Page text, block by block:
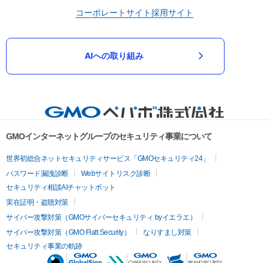
コーポレートサイト採用サイト
AIへの取り組み
GMOインターネットグループのセキュリティ事業について
世界初総合ネットセキュリティサービス「GMOセキュリティ24」
パスワード漏洩診断
Webサイトリスク診断
セキュリティ相談AIチャットボット
実在証明・盗聴対策
サイバー攻撃対策（GMOサイバーセキュリティ byイエラエ）
サイバー攻撃対策（GMO Flatt Security）
なりすまし対策
セキュリティ事業の軌跡